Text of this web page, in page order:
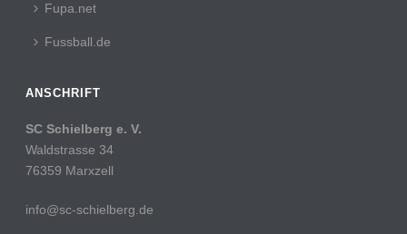
Fupa.net
Fussball.de
ANSCHRIFT
SC Schielberg e. V.
Waldstrasse 34
76359 Marxzell
info@sc-schielberg.de